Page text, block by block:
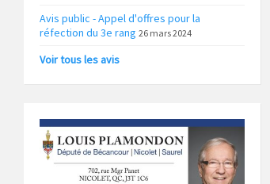
Avis public - Appel d'offres pour la
réfection du 3e rang 26 mars 2024
Voir tous les avis